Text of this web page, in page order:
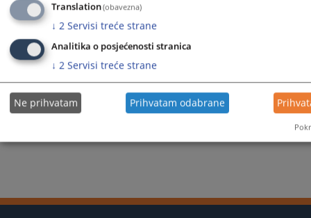
Translation(obavezna)
↓ 2 Servisi treće strane
Analitika o posjećenosti stranica
↓ 2 Servisi treće strane
Ne prihvatam Prihvatam odabrane